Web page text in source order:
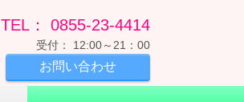
TEL： 0855-23-4414
受付： 12:00～21：00
お問い合わせ